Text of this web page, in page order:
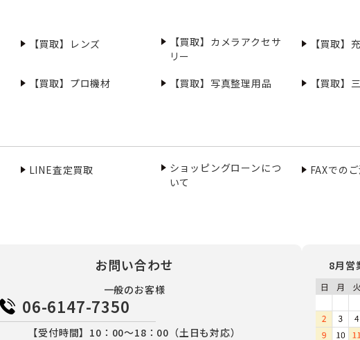
【買取】レンズ
【買取】カメラアクセサ
リー
【買取】
【買取】プロ機材 【買取】写真整理用品 【買取】
LINE査定買取
ショッピングローンにつ
いて
FAXでの
お問い合わせ
一般のお客様
06-6147-7350
【受付時間】10：00～18：00（土日も対応）
8月営